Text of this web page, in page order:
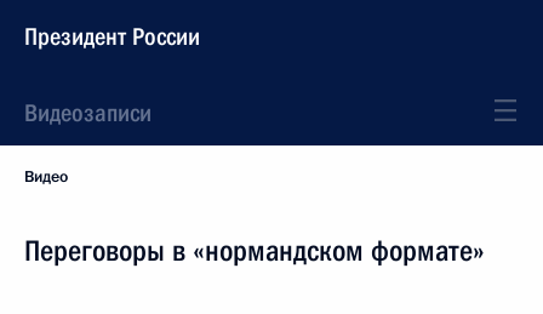
Президент России
Видеозаписи
Видео
Переговоры в «нормандском формате»